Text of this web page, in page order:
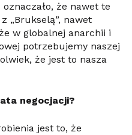
że nawet te
„Brukselą”, nawet
w globalnej anarchii i
potrzebujemy naszej
że jest to nasza
negocjacji?
jest to, że